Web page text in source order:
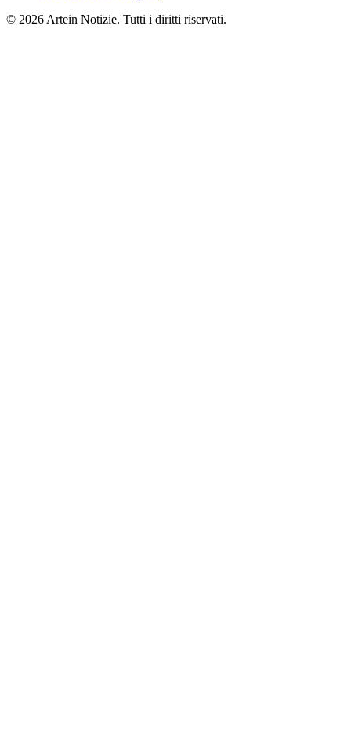
© 2026 Artein Notizie. Tutti i diritti riservati.